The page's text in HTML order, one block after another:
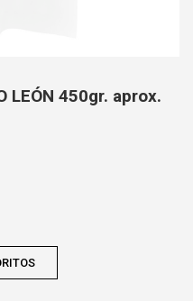
LEÓN 450gr. aprox.